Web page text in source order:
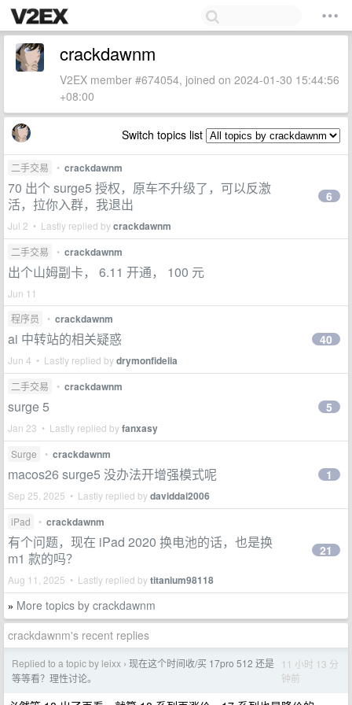
crackdawnm
V2EX member #674054, joined on 2024-01-30 15:44:56
+08:00
Switch topics list
二手交易 • crackdawnm
70 出个 surge5 授权，原车不升级了，可以反激
活，拉你入群，我退出
Jul 2 • Lastly replied bycrackdawnm
6
二手交易 • crackdawnm
出个山姆副卡， 6.11 开通， 100 元
Jun 11
程序员
• crackdawnm
ai 中转站的相关疑惑
Jun 4 • Lastly replied bydrymonfidelia
40
二手交易 • crackdawnm
surge 5
Jan 23 • Lastly replied byfanxasy
5
Surge • crackdawnm
macos26 surge5 没办法开增强模式呢
Sep 25, 2025 • Lastly replied bydaviddai2006
1
iPad • crackdawnm
有个问题，现在 iPad 2020 换电池的话，也是换
m1 款的吗？
Aug 11, 2025 • Lastly replied bytitanium98118
21
» More topics by crackdawnm
crackdawnm's recent replies
Replied to a topic by leixx › 现在这个时间收/买 17pro 512 还是
等等看？理性讨论。
11 小时 13 分
钟前